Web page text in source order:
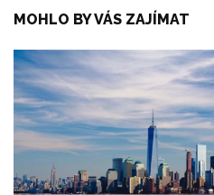
MOHLO BY VÁS ZAJÍMAT